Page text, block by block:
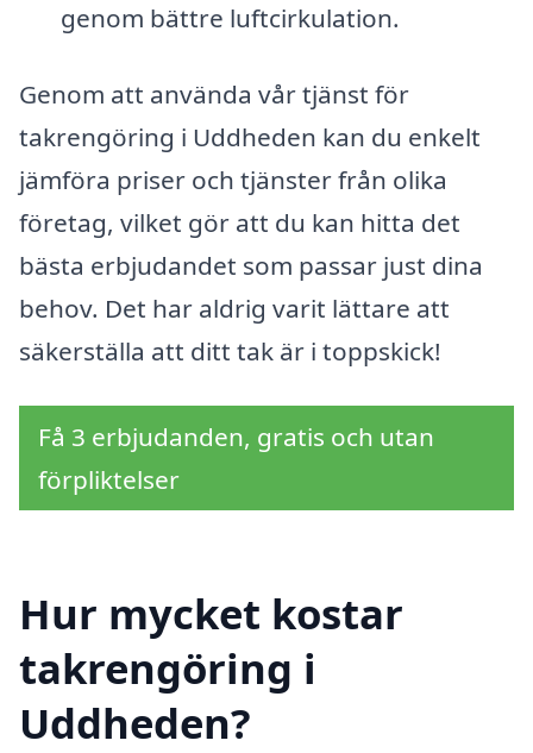
genom bättre luftcirkulation.
Genom att använda vår tjänst för
takrengöring i Uddheden kan du enkelt
jämföra priser och tjänster från olika
företag, vilket gör att du kan hitta det
bästa erbjudandet som passar just dina
behov. Det har aldrig varit lättare att
säkerställa att ditt tak är i toppskick!
Få 3 erbjudanden, gratis och utan
förpliktelser
Hur mycket kostar
takrengöring i
Uddheden?